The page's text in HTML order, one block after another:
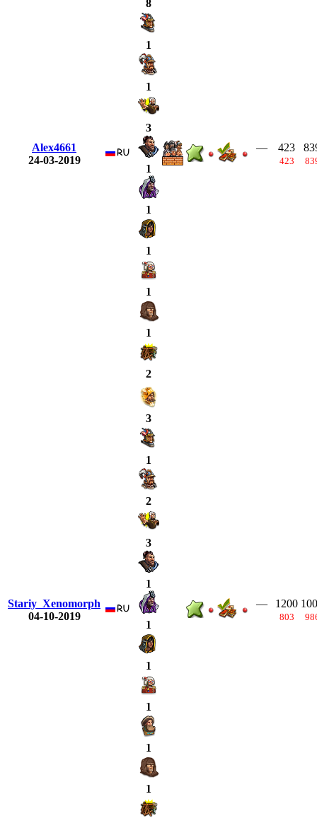
Alex4661
24-03-2019
8
1
1
3
1
1
1
1
1
2
— 423
423
Stariy_Xenomorph
04-10-2019
3
1
2
3
1
1
1
1
1
1
— 1200
803